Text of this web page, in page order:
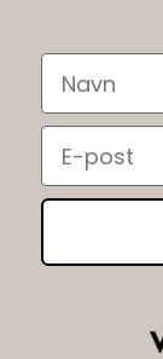
Navn
Email